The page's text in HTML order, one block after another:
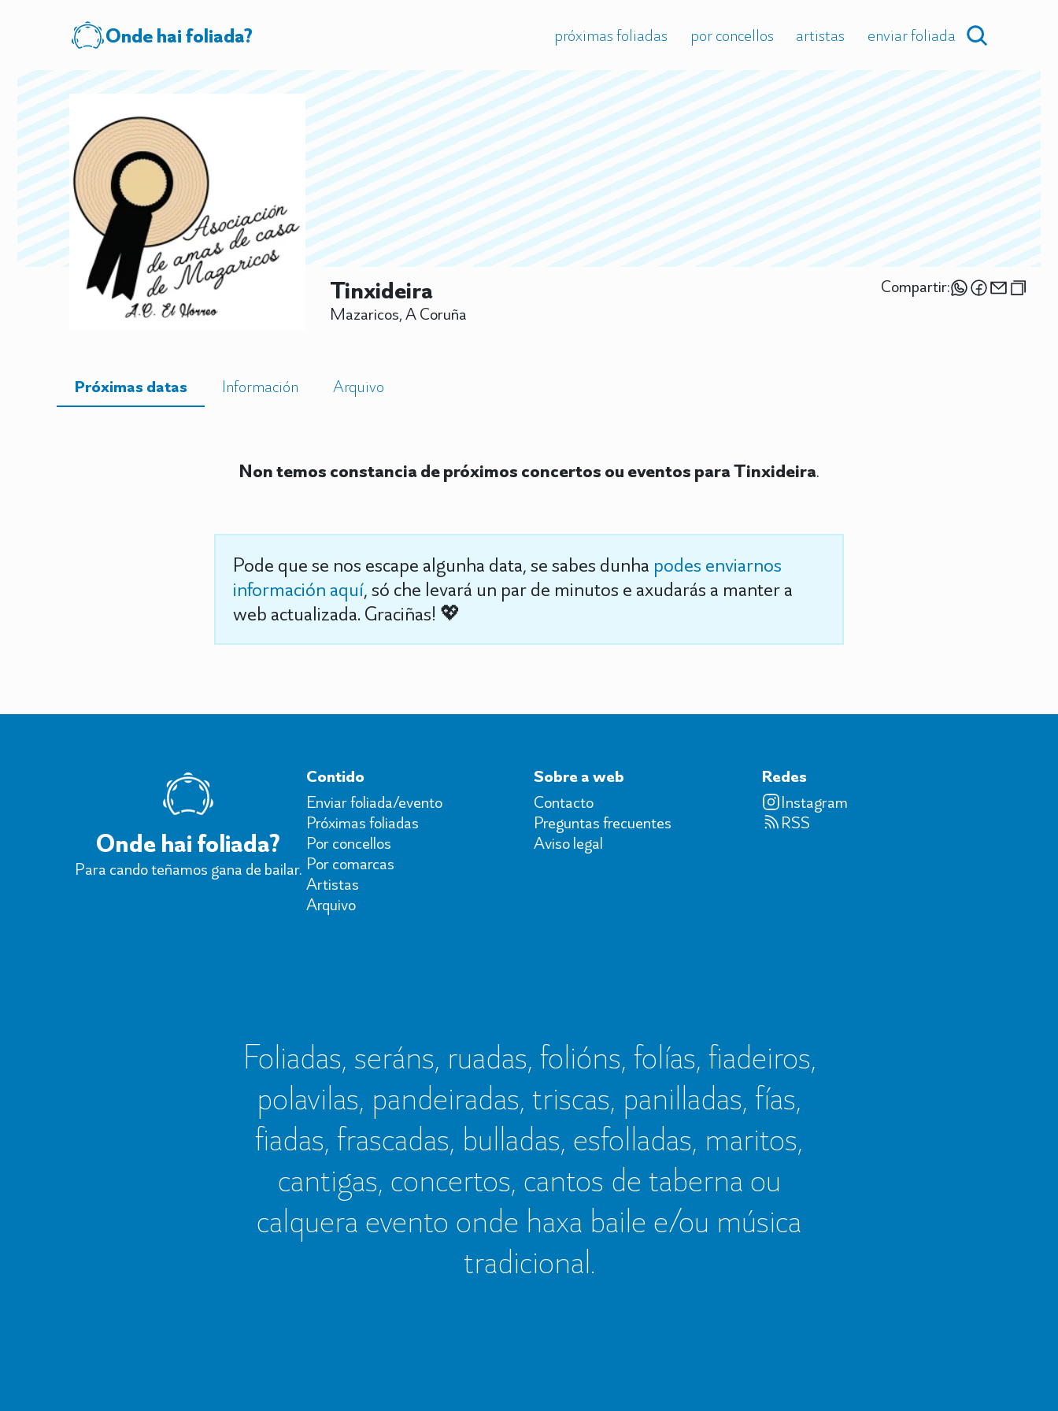
Onde hai foliada? próximas foliadas por concellos artistas enviar foliada
Tinxideira
Mazaricos, A Coruña
Compartir:
Próximas datas Información Arquivo
Non temos constancia de próximos concertos ou eventos para Tinxideira.
Pode que se nos escape algunha data, se sabes dunha podes enviarnos
información aquí, só che levará un par de minutos e axudarás a manter a
web actualizada. Graciñas! 💖
Onde hai foliada?
Para cando teñamos gana de bailar.
Contido
Enviar foliada/evento
Próximas foliadas
Por concellos
Por comarcas
Artistas
Arquivo
Sobre a web
Contacto
Preguntas frecuentes
Aviso legal
Redes
Instagram
RSS
Foliadas, seráns, ruadas, folións, folías, fiadeiros,
polavilas, pandeiradas, triscas, panilladas, fías,
fiadas, frascadas, bulladas, esfolladas, maritos,
cantigas, concertos, cantos de taberna ou
calquera evento onde haxa baile e/ou música
tradicional.